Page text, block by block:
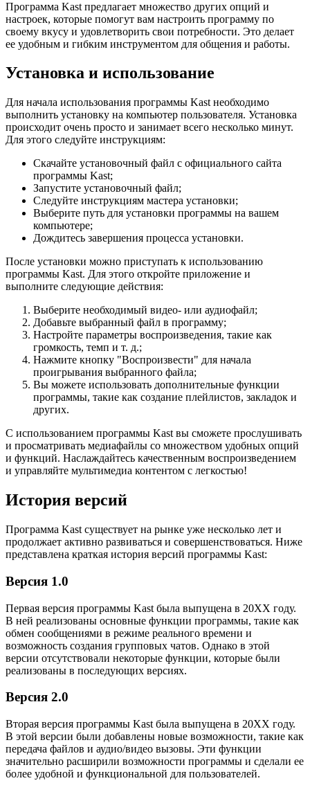
Программа Kast предлагает множество других опций и
настроек, которые помогут вам настроить программу по
своему вкусу и удовлетворить свои потребности. Это делает
ее удобным и гибким инструментом для общения и работы.
Установка и использование
Для начала использования программы Kast необходимо
выполнить установку на компьютер пользователя. Установка
происходит очень просто и занимает всего несколько минут.
Для этого следуйте инструкциям:
Скачайте установочный файл с официального сайта
программы Kast;
Запустите установочный файл;
Следуйте инструкциям мастера установки;
Выберите путь для установки программы на вашем
компьютере;
Дождитесь завершения процесса установки.
После установки можно приступать к использованию
программы Kast. Для этого откройте приложение и
выполните следующие действия:
Выберите необходимый видео- или аудиофайл;
Добавьте выбранный файл в программу;
Настройте параметры воспроизведения, такие как
громкость, темп и т. д.;
Нажмите кнопку "Воспроизвести" для начала
проигрывания выбранного файла;
Вы можете использовать дополнительные функции
программы, такие как создание плейлистов, закладок и
других.
С использованием программы Kast вы сможете прослушивать
и просматривать медиафайлы со множеством удобных опций
и функций. Наслаждайтесь качественным воспроизведением
и управляйте мультимедиа контентом с легкостью!
История версий
Программа Kast существует на рынке уже несколько лет и
продолжает активно развиваться и совершенствоваться. Ниже
представлена краткая история версий программы Kast:
Версия 1.0
Первая версия программы Kast была выпущена в 20XX году.
В ней реализованы основные функции программы, такие как
обмен сообщениями в режиме реального времени и
возможность создания групповых чатов. Однако в этой
версии отсутствовали некоторые функции, которые были
реализованы в последующих версиях.
Версия 2.0
Вторая версия программы Kast была выпущена в 20XX году.
В этой версии были добавлены новые возможности, такие как
передача файлов и аудио/видео вызовы. Эти функции
значительно расширили возможности программы и сделали ее
более удобной и функциональной для пользователей.